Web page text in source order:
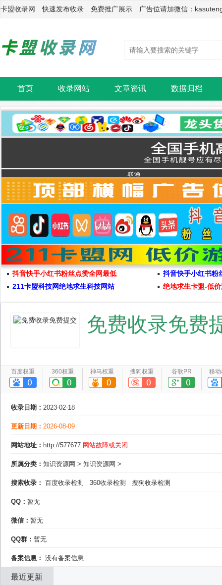
卡盟收录网 快速发布收录 免费推广展示 广告位请加微信：
首页 收录网站 文章资讯 数据归档
抖音快手小红书粉丝点赞全网最低
抖音快手小红书粉
211卡盟科技网绝地求生科技网站
绝地求生卡盟-低
免费收录免费
百度权重 360权重 神马权重 搜狗权重 谷歌PR 移
收录日期： 2023-02-18
更新日期： 2026-08-09
网站地址： http://577677 网站故障或关闭
所属分类： 知识资源网 > 知识资源网 >
搜索收录： 百度收录检测 360收录检测 搜狗收录检测
QQ： 暂无
微信： 暂无
QQ群： 暂无
备案信息： 没有备案信息
最近更新